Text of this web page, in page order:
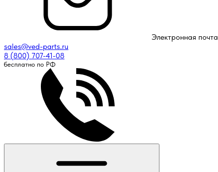
Электронная почта
sales@ved-parts.ru
8 (800) 707-41-08
бесплатно по РФ